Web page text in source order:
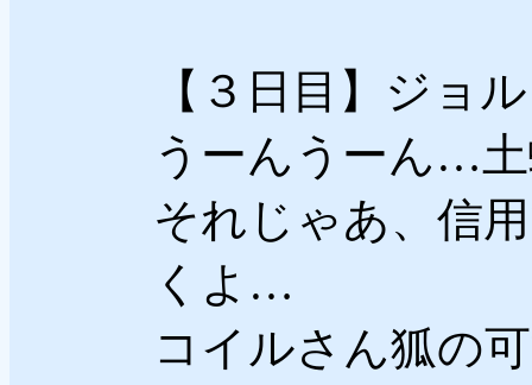
【３日目】ジョ
うーんうーん…
それじゃあ、信
くよ…
コイルさん狐の